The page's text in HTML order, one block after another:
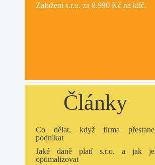
Založení s.r.o. za 8.990 Kč na klíč.
Články
Co dělat, když firma přestane
podnikat
Jaké daně platí s.r.o. a jak je
optimalizovat